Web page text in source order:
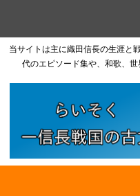
当サイトは主に織田信長の生涯と
代のエピソード集や、和歌、世